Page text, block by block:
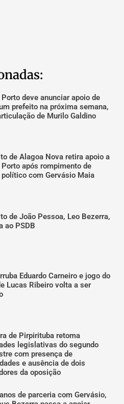
deve anunciar apoio de
prefeito na próxima semana,
de Murilo Galdino
de Alagoa Nova retira apoio a
após rompimento de
político com Gervásio Maia
de João Pessoa, Leo Bezerra,
ao PSDB
Eduardo Carneiro e jogo do
Lucas Ribeiro volta a ser
de Pirpirituba retoma
legislativas do segundo
com presença de
e ausência de dois
da oposição
de parceria com Gervásio,